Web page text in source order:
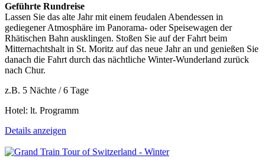
Geführte Rundreise
Lassen Sie das alte Jahr mit einem feudalen Abendessen in
gediegener Atmosphäre im Panorama- oder Speisewagen der
Rhätischen Bahn ausklingen. Stoßen Sie auf der Fahrt beim
Mitternachtshalt in St. Moritz auf das neue Jahr an und genießen Sie
danach die Fahrt durch das nächtliche Winter-Wunderland zurück
nach Chur.
z.B. 5 Nächte / 6 Tage
Hotel: lt. Programm
Details anzeigen